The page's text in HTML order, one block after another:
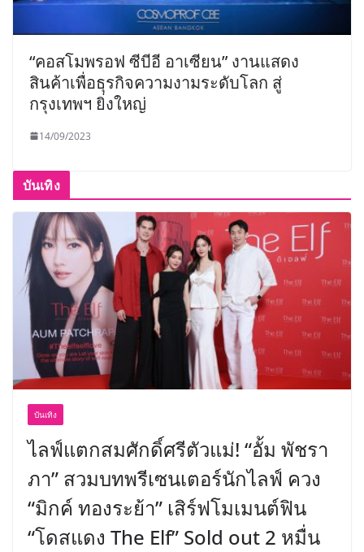
“คอสโมพรอฟ ซีบีอี อาเซียน” งานแสดง
สินค้าเพื่อธุรกิจความงามระดับโลก สู่
กรุงเทพฯ ยิ่งใหญ่
14/09/2023
บันเทิง
บันเทิง
ไลฟ์แตกสมศักดิ์ศรีตัวแม่! “อั้ม พัชรา
ภา” สวมบทพรีเซนเตอร์นักไลฟ์ ควง
“มิกค์ ทองระย้า” เสิร์ฟโมเมนต์ฟิน
“โดสแดง The Elf” Sold out 2 หมื่น